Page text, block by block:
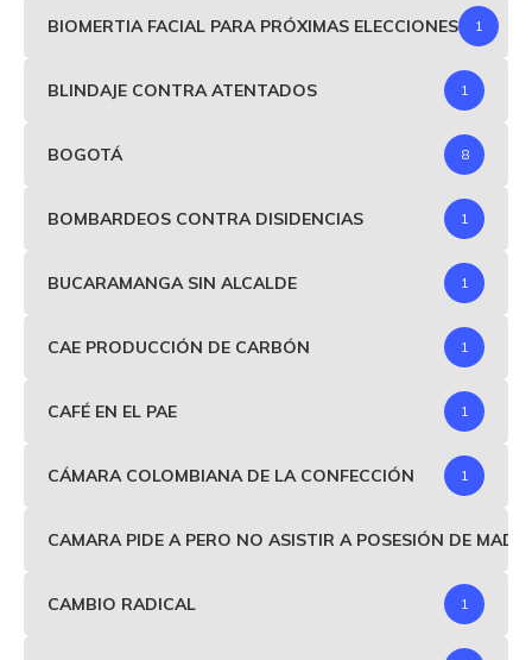
BIOMERTIA FACIAL PARA PRÓXIMAS ELECCIONES 1
BLINDAJE CONTRA ATENTADOS 1
BOGOTÁ 8
BOMBARDEOS CONTRA DISIDENCIAS 1
BUCARAMANGA SIN ALCALDE 1
CAE PRODUCCIÓN DE CARBÓN 1
CAFÉ EN EL PAE 1
CÁMARA COLOMBIANA DE LA CONFECCIÓN 1
CAMARA PIDE A PERO NO ASISTIR A POSESIÓN DE
CAMBIO RADICAL 1